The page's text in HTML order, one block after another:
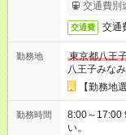
交通費別
交通費 交通
勤務地
東京都八王
八王子みな
【勤務地
勤務時間
8:00～17:00
い。